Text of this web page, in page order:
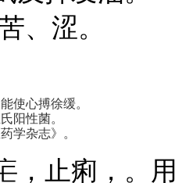
、涩。
使心搏徐缓。
阳性菌。
学杂志》。
，止痢，。用